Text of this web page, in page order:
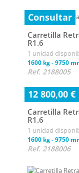
Consultar
Carretilla
R1.6
1 unidad
1600 kg-9750
Ref. 2188005
12 800,00 €
Carretilla
R1.6
1 unidad
1600 kg-9750
Ref. 2188006